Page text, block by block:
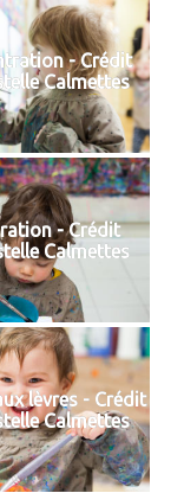
- Crédit
Calmettes
- Crédit
Calmettes
lèvres - Crédit
Calmettes